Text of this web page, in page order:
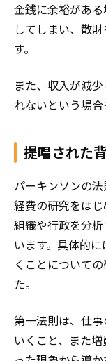
金銭に余裕があ
してしまい、散
す。
また、収入が減
れないという場
提唱された
パーキンソンの
経費の研究をは
組織や行政を分
います。具体的
くことについて
た。
第一法則は、仕
いくこと、また